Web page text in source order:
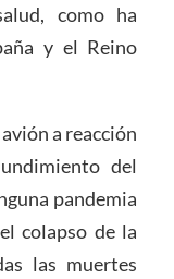
como ha
y el Reino
a reacción
del
pandemia
colapso de la
las muertes